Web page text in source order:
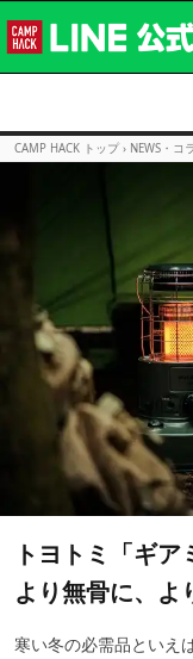
CAMP HACK トップ › NEWS・コ
トヨトミ「ギ
より無骨に、よ
寒い冬の必需品といえ